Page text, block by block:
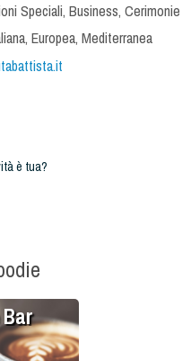
Speciali, Business, Cerimonie
, Europea, Mediterranea
è tua?